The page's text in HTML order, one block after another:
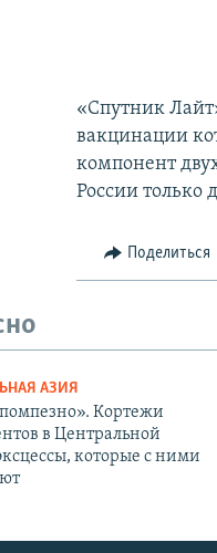
«Спутник
вакцинации
компонент
России только
Поделиться
АЗИЯ
Кортежи
в Центральной
которые с ними